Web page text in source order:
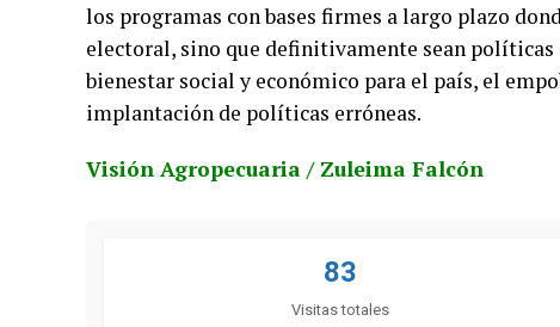
los programas con bases firmes a largo plazo
electoral, sino que definitivamente sean
bienestar social y económico para el país, el
implantación de políticas erróneas.
Visión Agropecuaria / Zuleima Falcón
83
Visitas totales